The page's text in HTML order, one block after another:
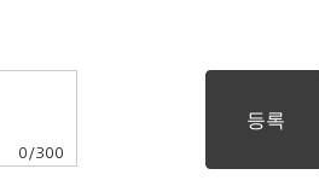
0 /300